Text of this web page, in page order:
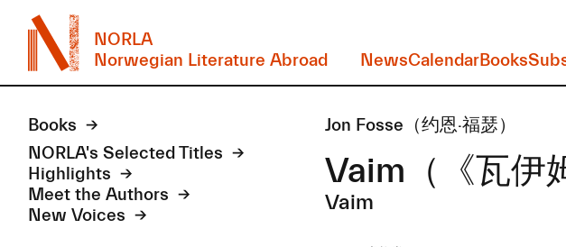
NORLA
Norwegian Literature Abroad
NewsCalendarBooks
Books
NORLA's Selected Titles
Highlights
Meet the Authors
New Voices
Jon Fosse​（约恩·福瑟）
Vaim​（《瓦伊
Vaim